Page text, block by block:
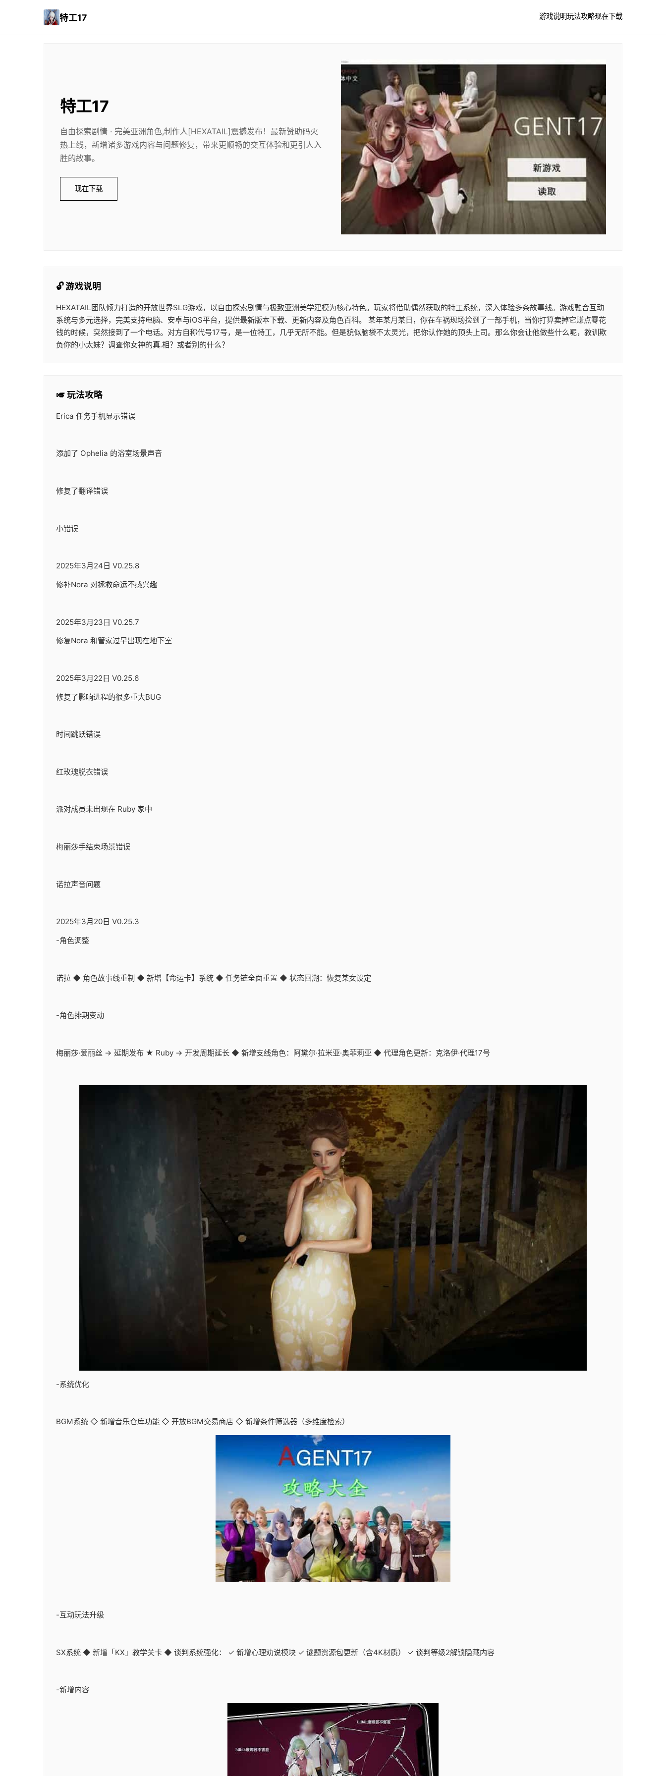
特工17 游戏说明玩法攻略现在下载
特工17
自由探索剧情 · 完美亚洲角色,制作人[HEXATAIL]震撼发布！最新赞助码火
热上线，新增诸多游戏内容与问题修复，带来更顺畅的交互体验和更引人入
胜的故事。
现在下载
🔓 游戏说明
HEXATAIL团队倾力打造的开放世界SLG游戏，以自由探索剧情与极致亚洲美学建模为核心特色。玩家将借助偶然获取的特工系统，深入体验多条故事线。游戏融合互动
系统与多元选择，完美支持电脑、安卓与iOS平台，提供最新版本下载、更新内容及角色百科。 某年某月某日，你在车祸现场捡到了一部手机，当你打算卖掉它赚点零花
钱的时候，突然接到了一个电话。对方自称代号17号，是一位特工，几乎无所不能。但是貌似脑袋不太灵光，把你认作她的顶头上司。那么你会让他做些什么呢，教训欺
负你的小太妹？调查你女神的真.相？或者别的什么？
🎺 玩法攻略
Erica 任务手机显示错误
添加了 Ophelia 的浴室场景声音
修复了翻译错误
小错误
2025年3月24日 V0.25.8
修补Nora 对拯救命运不感兴趣
2025年3月23日 V0.25.7
修复Nora 和管家过早出现在地下室
2025年3月22日 V0.25.6
修复了影响进程的很多重大BUG
时间跳跃错误
红玫瑰脱衣错误
派对成员未出现在 Ruby 家中
梅丽莎手结束场景错误
诺拉声音问题
2025年3月20日 V0.25.3
-角色调整
诺拉 ◆ 角色故事线重制 ◆ 新增【命运卡】系统 ◆ 任务链全面重置 ◆ 状态回溯：恢复某女设定
-角色排期变动
梅丽莎·爱丽丝 → 延期发布 ★ Ruby → 开发周期延长 ◆ 新增支线角色：阿黛尔·拉米亚·奥菲莉亚 ◆ 代理角色更新：克洛伊·代理17号
-系统优化
BGM系统 ◇ 新增音乐仓库功能 ◇ 开放BGM交易商店 ◇ 新增条件筛选器（多维度检索）
-互动玩法升级
SX系统 ◆ 新增「KX」教学关卡 ◆ 谈判系统强化： ✓ 新增心理劝说模块 ✓ 谜题资源包更新（含4K材质） ✓ 谈判等级2解锁隐藏内容
-新增内容